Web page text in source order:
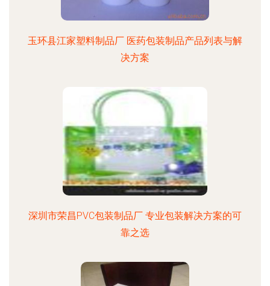
玉环县江家塑料制品厂 医药包装制品产品列表与解
决方案
深圳市荣昌PVC包装制品厂 专业包装解决方案的可
靠之选